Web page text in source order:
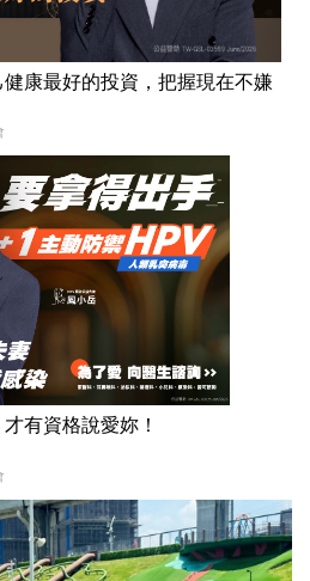
康最好的投資，把握現在不嫌
有資格說愛妳！